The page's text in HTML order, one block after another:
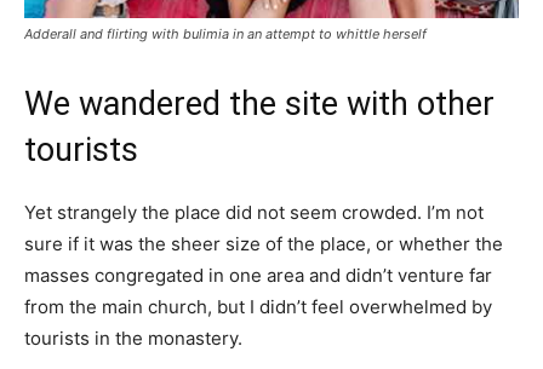
Adderall and flirting with bulimia in an attempt to whittle herself
We wandered the site with other
tourists
Yet strangely the place did not seem crowded. I’m not
sure if it was the sheer size of the place, or whether the
masses congregated in one area and didn’t venture far
from the main church, but I didn’t feel overwhelmed by
tourists in the monastery.